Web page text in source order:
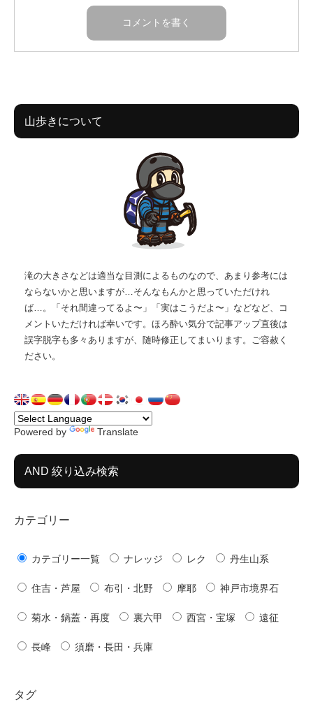
山歩きについて
滝の大きさなどは適当な目測によるものなので、あまり参考には
ならないかと思いますが…そんなもんかと思っていただけれ
ば…。「それ間違ってるよ〜」「実はこうだよ〜」などなど、コ
メントいただければ幸いです。ほろ酔い気分で記事アップ直後は
誤字脱字も多々ありますが、随時修正してまいります。ご容赦く
ださい。
Powered by Translate
AND 絞り込み検索
カテゴリー
カテゴリー一覧 ナレッジ レク 丹生山系
住吉・芦屋 布引・北野 摩耶 神戸市境界石
菊水・鍋蓋・再度 裏六甲 西宮・宝塚 遠征
長峰 須磨・長田・兵庫
タグ